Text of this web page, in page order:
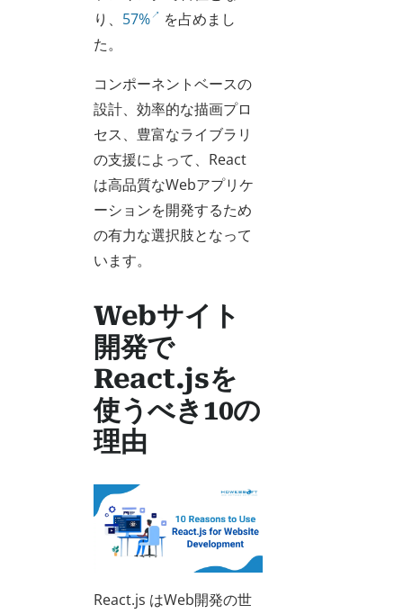
り、 57%
を占めまし
た。
コンポーネントベースの
設計、効率的な描画プロ
セス、豊富なライブラリ
の支援によって、React
は高品質なWebアプリケ
ーションを開発するため
の有力な選択肢となって
います。
Webサイト
開発で
React.jsを
使うべき10の
理由
React.js はWeb開発の世